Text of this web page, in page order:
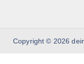
Copyright © 2026